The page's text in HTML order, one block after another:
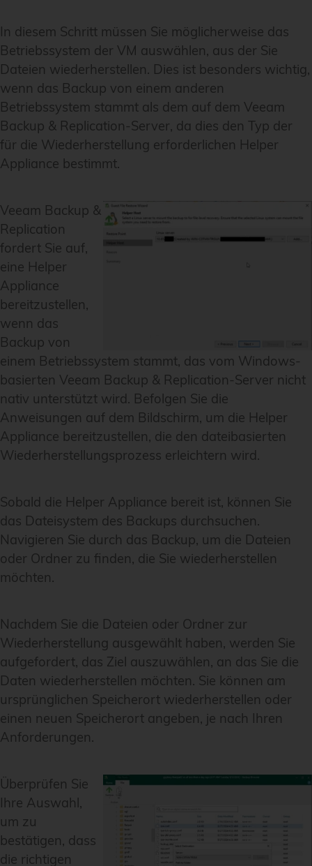
In diesem Schritt müssen Sie möglicherweise das
Betriebssystem der VM auswählen, aus der Sie
Dateien wiederherstellen. Dies ist besonders wichtig,
wenn das Backup von einem anderen
Betriebssystem stammt als dem auf dem Veeam
Backup & Replication-Server, da dies den Typ der
für die Wiederherstellung erforderlichen Helper
Appliance bestimmt.
Veeam Backup &
Replication
fordert Sie auf,
eine Helper
Appliance
bereitzustellen,
wenn das
Backup von
einem Betriebssystem stammt, das vom Windows-
basierten Veeam Backup & Replication-Server nicht
nativ unterstützt wird. Befolgen Sie die
Anweisungen auf dem Bildschirm, um die Helper
Appliance bereitzustellen, die den dateibasierten
Wiederherstellungsprozess erleichtern wird.
Sobald die Helper Appliance bereit ist, können Sie
das Dateisystem des Backups durchsuchen.
Navigieren Sie durch das Backup, um die Dateien
oder Ordner zu finden, die Sie wiederherstellen
möchten.
Nachdem Sie die Dateien oder Ordner zur
Wiederherstellung ausgewählt haben, werden Sie
aufgefordert, das Ziel auszuwählen, an das Sie die
Daten wiederherstellen möchten. Sie können am
ursprünglichen Speicherort wiederherstellen oder
einen neuen Speicherort angeben, je nach Ihren
Anforderungen.
Überprüfen Sie
Ihre Auswahl,
um zu
bestätigen, dass
die richtigen